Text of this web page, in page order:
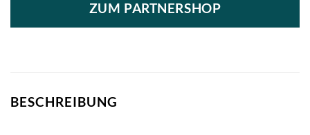
ZUM PARTNERSHOP
BESCHREIBUNG